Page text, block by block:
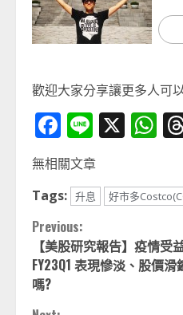
歡迎大家分享讓更多人可
Facebook
Line
X
無相關文章
Tags: 升息 好市多
Continue
Reading
Previous:
【美股研究報告】疫情受
FY23Q1 表現慘淡、股價
嗎?